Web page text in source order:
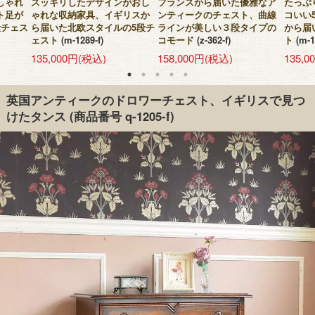
足が
ェス
ゃれな収納家具、イギリスか
ら届いた北欧スタイルの5段チ
ェスト (m-1289-f)
135,000円(税込)
ンティークのチェスト、曲線
ラインが美しい３段タイプの
コモード (z-362-f)
158,000円(税込)
コい
から届
ト (m-
英国アンティークのドロワーチェスト、イギリスで見つ
けたタンス (商品番号 q-1205-f)